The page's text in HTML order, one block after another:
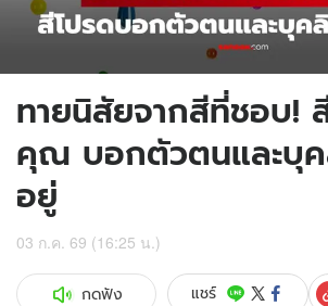
ทายนิสัยจากสีที่ชอบ!
คุณ บอกตัวตนและบุ
อยู่
03 ก.ค. 69 (16:25 น.)
กดฟัง แชร์